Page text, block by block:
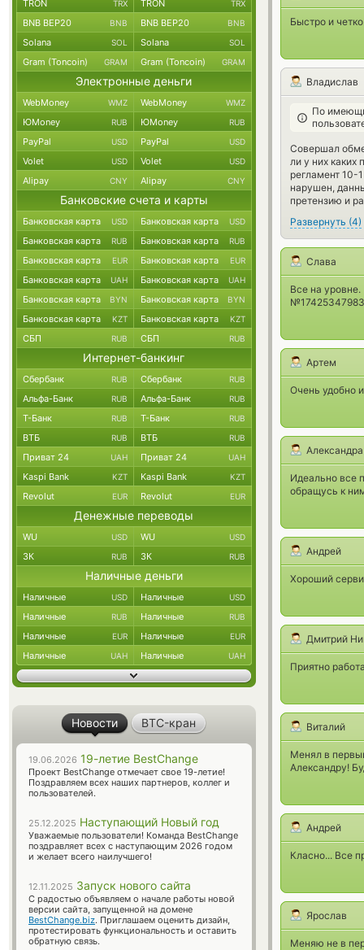
Быстро и
Владислав
По
Совершал
ли у них каких
регламент 10-
нарушен,
претензию и
Развернуть (4)
Слава
Все на
Артем
Очень удобно
Александра
Идеально все
обращусь к
Андрей
Хороший
Дмитрий
Приятно
Виталий
Менял в
Александру!
Андрей
Класно... Все
Ярослав
Меняю не в
TRON TRX TRON TRX
BNB BEP20 BNB BNB BEP20 BNB
Solana SOL Solana SOL
Gram (Toncoin) GRAM Gram (Toncoin) GRAM
Электронные деньги
WebMoney WMZ WebMoney WMZ
ЮMoney RUB ЮMoney RUB
PayPal USD PayPal USD
Volet USD Volet USD
Alipay CNY Alipay CNY
Банковские счета и карты
Банковская карта USD Банковская карта USD
Банковская карта RUB Банковская карта RUB
Банковская карта EUR Банковская карта EUR
Банковская карта UAH Банковская карта UAH
Банковская карта BYN Банковская карта BYN
Банковская карта KZT Банковская карта KZT
СБП RUB СБП RUB
Интернет-банкинг
Сбербанк RUB Сбербанк RUB
Альфа-Банк RUB Альфа-Банк RUB
Т-Банк RUB Т-Банк RUB
ВТБ RUB ВТБ RUB
Приват 24 UAH Приват 24 UAH
Kaspi Bank KZT Kaspi Bank KZT
Revolut EUR Revolut EUR
Денежные переводы
WU USD WU USD
ЗК RUB ЗК RUB
Наличные деньги
Наличные USD Наличные USD
Наличные RUB Наличные RUB
Наличные EUR Наличные EUR
Наличные UAH Наличные UAH
Новости BTC-кран
19.06.2026 19-летие BestChange
Проект BestChange отмечает свое 19-летие!
Поздравляем всех наших партнеров, коллег и
пользователей.
25.12.2025 Наступающий Новый год
Уважаемые пользователи! Команда BestChange
поздравляет всех с наступающим 2026 годом
и желает всего наилучшего!
12.11.2025 Запуск нового сайта
С радостью объявляем о начале работы новой
версии сайта, запущенной на домене
BestChange.biz. Приглашаем оценить дизайн,
протестировать функциональность и оставить
обратную связь.